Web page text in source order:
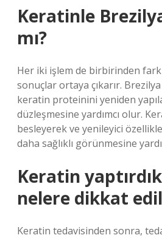
Keratinle
mı?
Her iki işlem de birbirinden
sonuçlar ortaya çıkarır.
keratin proteinini yeniden
düzleşmesine yardımcı olur.
besleyerek ve yenileyici
daha sağlıklı görünmesine
Keratin
nelere dikkat
Keratin tedavisinden sonra,